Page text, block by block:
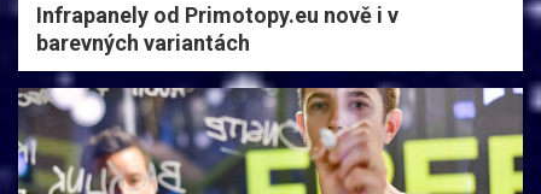
Infrapanely od Primotopy.eu nově i v
barevných variantách